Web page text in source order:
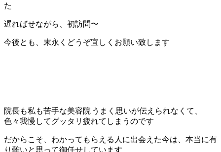
た
遅ればせながら、初訪問〜
今後とも、末永くどうぞ宜しくお願い致します
院長も私も苦手な美容院 うまく思いが伝えられなくて、
色々我慢してグッタリ疲れてしまうのです
だからこそ、わかってもらえる人に出会えた今は、本当に有
り難いと思って御任せしています